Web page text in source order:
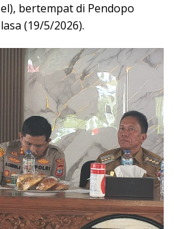
bertempat di Pendopo
(19/5/2026).